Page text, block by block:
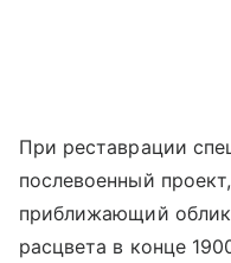
При реставрации
послевоенный
приближающий
расцвета в конце